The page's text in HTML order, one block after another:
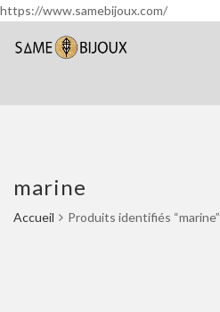
https://www.samebijoux.com/
marine
Accueil Produits identifiés “marine”